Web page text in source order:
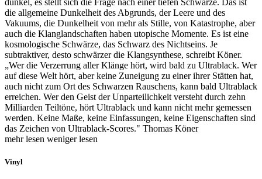
die allgemeine Dunkelheit des Abgrunds, der Leere und des
Vakuums, die Dunkelheit von mehr als Stille, von Katastrophe, aber
auch die Klanglandschaften haben utopische Momente. Es ist eine
kosmologische Schwärze, das Schwarz des Nichtseins. Je
subtraktiver, desto schwärzer die Klangsynthese, schreibt Köner.
„Wer die Verzerrung aller Klänge hört, wird bald zu Ultrablack. Wer
auf diese Welt hört, aber keine Zuneigung zu einer ihrer Stätten hat,
auch nicht zum Ort des Schwarzen Rauschens, kann bald Ultrablack
erreichen. Wer den Geist der Unparteilichkeit versteht durch zehn
Milliarden Teiltöne, hört Ultrablack und kann nicht mehr gemessen
werden. Keine Maße, keine Einfassungen, keine Eigenschaften sind
das Zeichen von Ultrablack-Scores." Thomas Köner
mehr lesen weniger lesen
Vinyl